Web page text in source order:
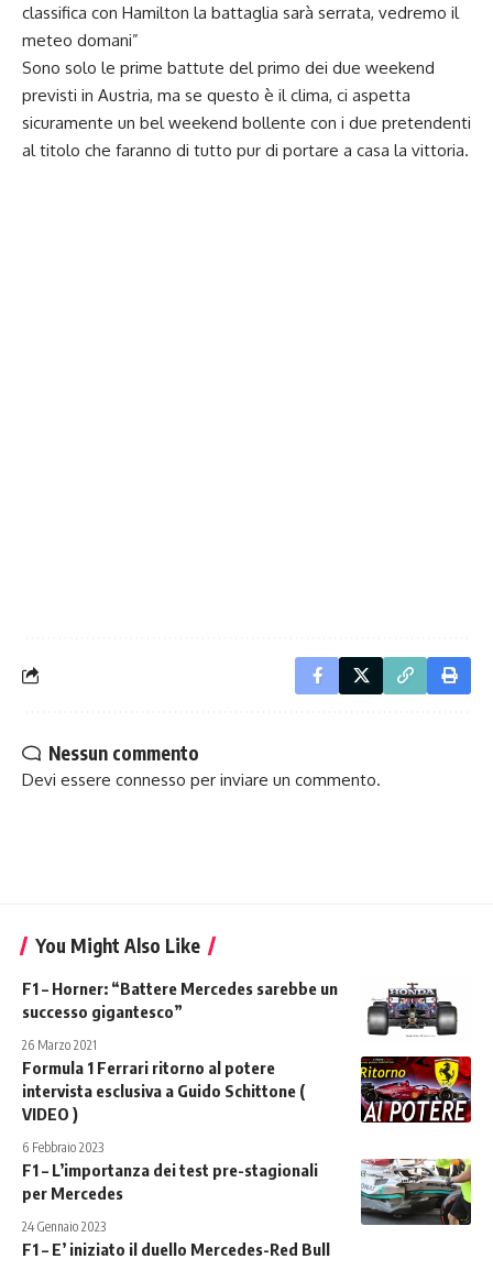
classifica con Hamilton la battaglia sarà serrata, vedremo il
meteo domani”
Sono solo le prime battute del primo dei due weekend
previsti in Austria, ma se questo è il clima, ci aspetta
sicuramente un bel weekend bollente con i due pretendenti
al titolo che faranno di tutto pur di portare a casa la vittoria.
Nessun commento
Devi essere connesso per inviare un commento.
You Might Also Like
F1 – Horner: “Battere Mercedes sarebbe un
successo gigantesco”
26 Marzo 2021
Formula 1 Ferrari ritorno al potere
intervista esclusiva a Guido Schittone (
VIDEO )
6 Febbraio 2023
F1 – L’importanza dei test pre-stagionali
per Mercedes
24 Gennaio 2023
F1 – E’ iniziato il duello Mercedes-Red Bull